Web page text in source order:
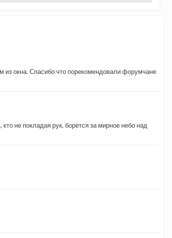
из окна. Спасибо что порекомендовали форумчане
не покладая рук, борется за мирное небо над